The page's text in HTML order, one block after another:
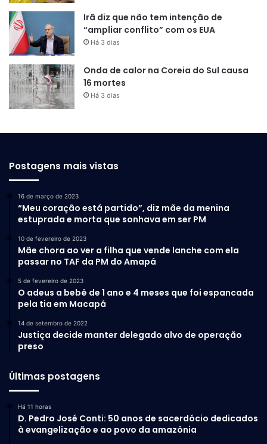
Irã diz que não tem intenção de
“ampliar conflito” com os EUA
Há 3 dias
Onda de calor na Coreia do Sul causa
16 mortes
Há 3 dias
Postagens mais vistas
16 de março de 2023
“Meu coração está partido”, diz mãe da menina
estuprada e morta que sonhava em ser PM
10 de fevereiro de 2023
Mãe chora ao ver a filha que vende lanche com ela
passar no TAF da PM do Amapá
5 de fevereiro de 2023
O adeus a bebê de 1 ano e 4 meses que foi espancada
pela tia em Macapá
14 de setembro de 2022
Justiça decide manter delegado alvo de operação
preso
Últimas postagens
Há 11 horas
D. Pedro José Conti: 50 anos de sacerdócio dedicados
à evangelização e ao povo da amazônia